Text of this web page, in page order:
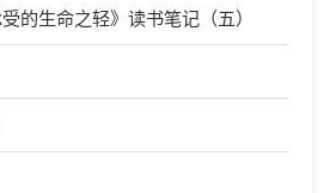
的生命之轻》读书笔记（五）